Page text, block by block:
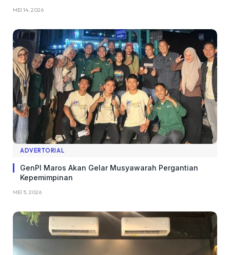
MEI 14, 2026
ADVERTORIAL
GenPI Maros Akan Gelar Musyawarah Pergantian
Kepemimpinan
MEI 5, 2026